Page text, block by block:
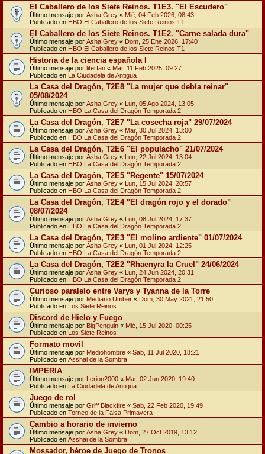
El Caballero de los Siete Reinos. T1E3. "El Escudero"
Último mensaje por Asha Grey « Mié, 04 Feb 2026, 08:43
Publicado en HBO El Caballero de los Siete Reinos T1
El Caballero de los Siete Reinos. T1E2. "Carne salada dura"
Último mensaje por Asha Grey « Dom, 25 Ene 2026, 17:40
Publicado en HBO El Caballero de los Siete Reinos T1
Historia de la ciencia española I
Último mensaje por literfan « Mar, 11 Feb 2025, 09:27
Publicado en La Ciudadela de Antigua
La Casa del Dragón, T2E8 "La mujer que debía reinar"
05/08/2024
Último mensaje por Asha Grey « Lun, 05 Ago 2024, 13:05
Publicado en HBO La Casa del Dragón Temporada 2
La Casa del Dragón, T2E7 "La cosecha roja" 29/07/2024
Último mensaje por Asha Grey « Mar, 30 Jul 2024, 13:00
Publicado en HBO La Casa del Dragón Temporada 2
La Casa del Dragón, T2E6 "El populacho" 21/07/2024
Último mensaje por Asha Grey « Lun, 22 Jul 2024, 13:04
Publicado en HBO La Casa del Dragón Temporada 2
La Casa del Dragón, T2E5 "Regente" 15/07/2024
Último mensaje por Asha Grey « Lun, 15 Jul 2024, 20:57
Publicado en HBO La Casa del Dragón Temporada 2
La Casa del Dragón, T2E4 "El dragón rojo y el dorado"
08/07/2024
Último mensaje por Asha Grey « Lun, 08 Jul 2024, 17:37
Publicado en HBO La Casa del Dragón Temporada 2
La Casa del Dragón, T2E3 "El molino ardiente" 01/07/2024
Último mensaje por Asha Grey « Lun, 01 Jul 2024, 12:25
Publicado en HBO La Casa del Dragón Temporada 2
La Casa del Dragón, T2E2 "Rhaenyra la Cruel" 24/06/2024
Último mensaje por Asha Grey « Lun, 24 Jun 2024, 20:31
Publicado en HBO La Casa del Dragón Temporada 2
Curioso paralelo entre Varys y Tyanna de la Torre
Último mensaje por Mediano Umber « Dom, 30 May 2021, 21:50
Publicado en Los Siete Reinos
Discord de Hielo y Fuego
Último mensaje por BigPenguin « Mié, 15 Jul 2020, 00:25
Publicado en Los Siete Reinos
Formato movil
Último mensaje por Mediohombre « Sab, 11 Jul 2020, 18:21
Publicado en Asshai de la Sombra
IMPERIA
Último mensaje por Lerion2000 « Mar, 02 Jun 2020, 19:40
Publicado en La Ciudadela de Antigua
Juego de rol
Último mensaje por Griff Blackfire « Sab, 22 Feb 2020, 19:49
Publicado en Torneo de la Falsa Primavera
Cambio a horario de invierno
Último mensaje por Asha Grey « Dom, 27 Oct 2019, 13:12
Publicado en Asshai de la Sombra
Mossador, héroe de Juego de Tronos